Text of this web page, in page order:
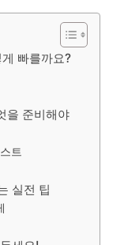
빠를까요?
을 준비해야
트
실전 팁